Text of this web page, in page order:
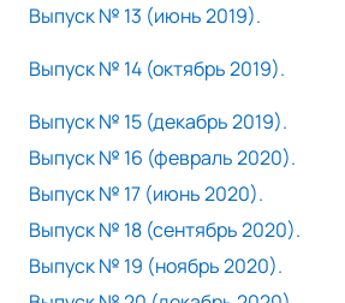
Выпуск № 13 (июнь 2019).
Выпуск № 14 (октябрь 2019).
Выпуск № 15 (декабрь 2019).
Выпуск № 16 (февраль 2020).
Выпуск № 17 (июнь 2020).
Выпуск № 18 (сентябрь 2020).
Выпуск № 19 (ноябрь 2020).